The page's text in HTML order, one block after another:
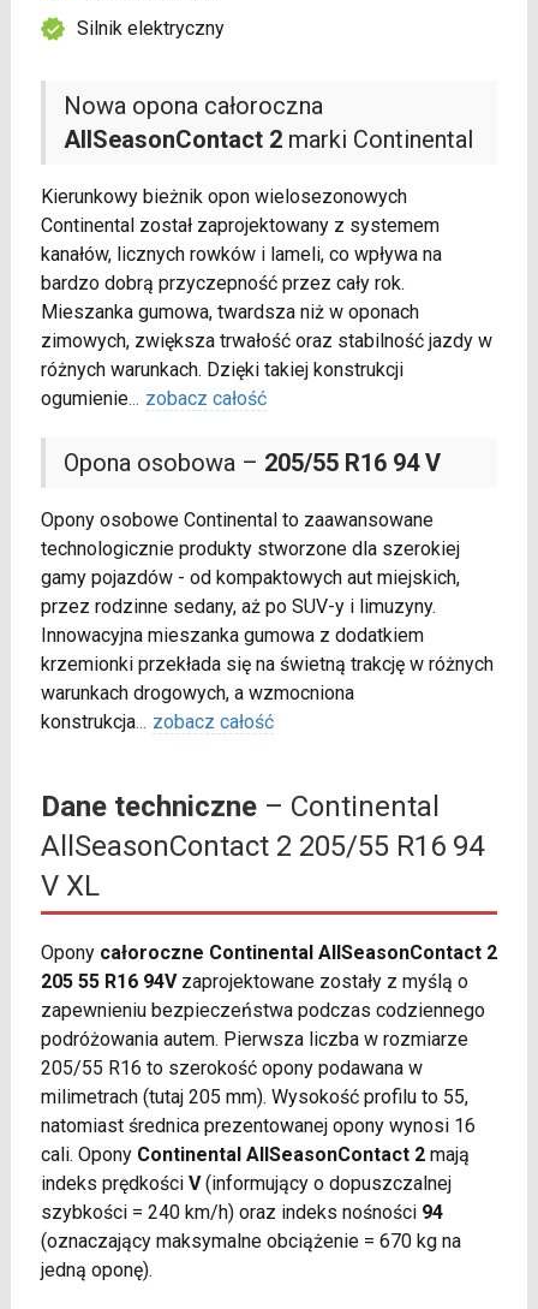
Nowa opona całoroczna
AllSeasonContact 2marki Continental
Kierunkowy bieżnik opon wielosezonowych
Continental został zaprojektowany z systemem
kanałów, licznych rowków i lameli, co wpływa na
bardzo dobrą przyczepność przez cały rok.
Mieszanka gumowa, twardsza niż w oponach
zimowych, zwiększa trwałość oraz stabilność jazdy w
różnych warunkach. Dzięki takiej konstrukcji
ogumienie... zobacz całość
Opona osobowa – 205/55 R16 94 V
Opony osobowe Continental to zaawansowane
technologicznie produkty stworzone dla szerokiej
gamy pojazdów - od kompaktowych aut miejskich,
przez rodzinne sedany, aż po SUV-y i limuzyny.
Innowacyjna mieszanka gumowa z dodatkiem
krzemionki przekłada się na świetną trakcję w różnych
warunkach drogowych, a wzmocniona
konstrukcja... zobacz całość
Silnik elektryczny
Dane techniczne– Continental
AllSeasonContact 2 205/55 R16 94
V XL
Opony całoroczne Continental AllSeasonContact 2
205 55 R16 94Vzaprojektowane zostały z myślą o
zapewnieniu bezpieczeństwa podczas codziennego
podróżowania autem. Pierwsza liczba w rozmiarze
205/55 R16 to szerokość opony podawana w
milimetrach (tutaj 205 mm). Wysokość profilu to 55,
natomiast średnica prezentowanej opony wynosi 16
cali. Opony Continental AllSeasonContact 2mają
indeks prędkości V(informujący o dopuszczalnej
szybkości = 240 km/h) oraz indeks nośności 94
(oznaczający maksymalne obciążenie = 670 kg na
jedną oponę).